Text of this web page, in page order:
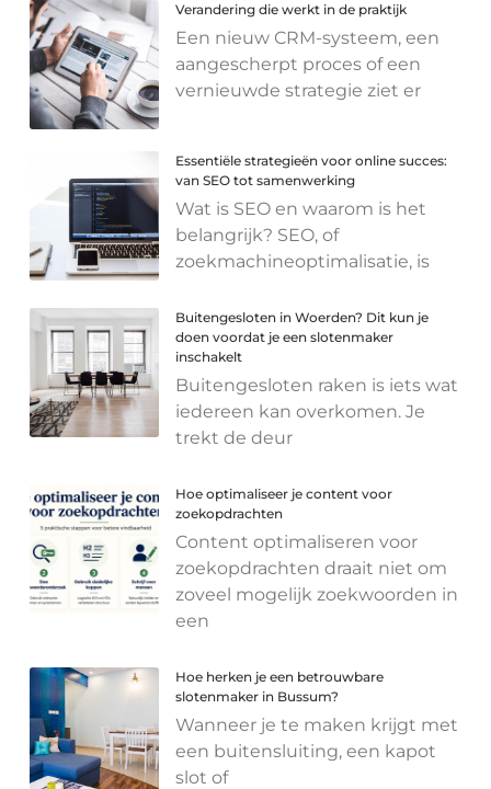
Verandering die werkt in de praktijk
Een nieuw CRM-systeem, een
aangescherpt proces of een
vernieuwde strategie ziet er
Essentiële strategieën voor online succes:
van SEO tot samenwerking
Wat is SEO en waarom is het
belangrijk? SEO, of
zoekmachineoptimalisatie, is
Buitengesloten in Woerden? Dit kun je
doen voordat je een slotenmaker
inschakelt
Buitengesloten raken is iets wat
iedereen kan overkomen. Je
trekt de deur
Hoe optimaliseer je content voor
zoekopdrachten
Content optimaliseren voor
zoekopdrachten draait niet om
zoveel mogelijk zoekwoorden in
een
Hoe herken je een betrouwbare
slotenmaker in Bussum?
Wanneer je te maken krijgt met
een buitensluiting, een kapot
slot of